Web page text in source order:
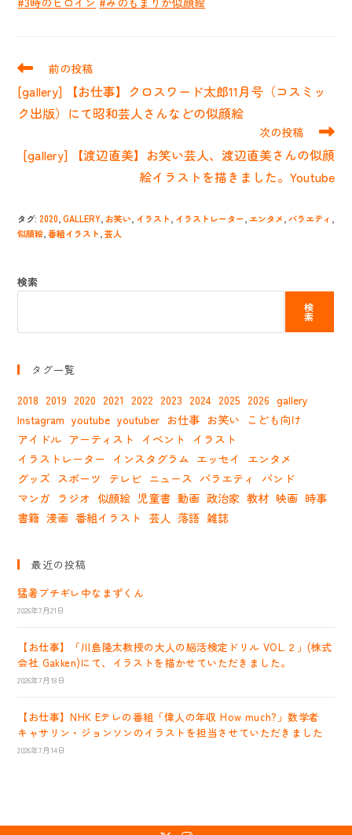
そ
他
の
を
前の投稿
[gallery] 【お仕事】クロスワード太郎11月号（コスミッ
ク出版）にて昭和芸人さんなどの似顔絵
次の投稿
[gallery] 【渡辺直美】お笑い芸人、渡辺直美さんの似顔
絵イラストを描きました。Youtube
タグ:2020, GALLERY, お笑い, イラスト, イラストレーター, エンタメ, バラエティ ,
似顔絵, 番組イラスト, 芸人
検索
検
索
タグ一覧
2018 2019 2020 2021 2022 2023 2024 2025 2026 gallery
Instagram youtube youtuber お仕事 お笑い こども向け
アイドル アーティスト イベント
イラスト
イラストレーター
インスタグラム エッセイ
エンタメ
グッズ スポーツ テレビ ニュース バラエティ
バンド
マンガ ラジオ 似顔絵 児童書 動画 政治家 教材 映画 時事
書籍 漫画 番組イラスト 芸人 落語 雑誌
最近の投稿
猛暑ブチギレ中なまずくん
2026年7月21日
【お仕事】「川島隆太教授の大人の脳活検定ドリル VOL.２」(株式
会社 Gakken)にて、イラストを描かせていただきました。
2026年7月18日
【お仕事】NHK Eテレの番組「偉人の年収 How much?」数学者
キャサリン・ジョンソンのイラストを担当させていただきました
2026年7月14日